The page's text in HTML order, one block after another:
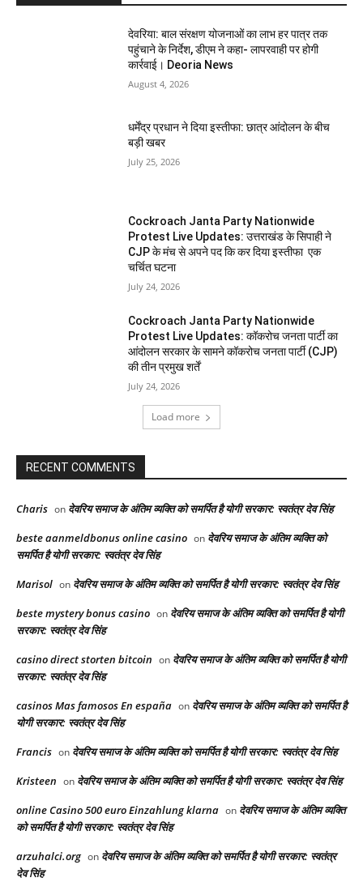
देवरिया: बाल संरक्षण योजनाओं का लाभ हर पात्र तक
पहुंचाने के निर्देश, डीएम ने कहा- लापरवाही पर होगी
कार्रवाई। Deoria News
August 4, 2026
धर्मेंद्र प्रधान ने दिया इस्तीफा: छात्र आंदोलन के बीच
बड़ी खबर
July 25, 2026
Cockroach Janta Party Nationwide
Protest Live Updates: उत्तराखंड के सिपाही ने
CJP के मंच से अपने पद कि कर दिया इस्तीफा एक
चर्चित घटना
July 24, 2026
Cockroach Janta Party Nationwide
Protest Live Updates: कॉकरोच जनता पार्टी का
आंदोलन सरकार के सामने कॉकरोच जनता पार्टी (CJP)
की तीन प्रमुख शर्तें
July 24, 2026
Load more
RECENT COMMENTS
Charis on देवरिय समाज के अंतिम व्यक्ति को समर्पित है योगी सरकार: स्वतंत्र देव सिंह
beste aanmeldbonus online casino on देवरिय समाज के अंतिम व्यक्ति को
समर्पित है योगी सरकार: स्वतंत्र देव सिंह
Marisol on देवरिय समाज के अंतिम व्यक्ति को समर्पित है योगी सरकार: स्वतंत्र देव सिंह
beste mystery bonus casino on देवरिय समाज के अंतिम व्यक्ति को समर्पित है योगी
सरकार: स्वतंत्र देव सिंह
casino direct storten bitcoin on देवरिय समाज के अंतिम व्यक्ति को समर्पित है योगी
सरकार: स्वतंत्र देव सिंह
casinos Mas famosos En españa on देवरिय समाज के अंतिम व्यक्ति को समर्पित है
योगी सरकार: स्वतंत्र देव सिंह
Francis on देवरिय समाज के अंतिम व्यक्ति को समर्पित है योगी सरकार: स्वतंत्र देव सिंह
Kristeen on देवरिय समाज के अंतिम व्यक्ति को समर्पित है योगी सरकार: स्वतंत्र देव सिंह
online Casino 500 euro Einzahlung klarna on देवरिय समाज के अंतिम व्यक्ति
को समर्पित है योगी सरकार: स्वतंत्र देव सिंह
arzuhalci.org on देवरिय समाज के अंतिम व्यक्ति को समर्पित है योगी सरकार: स्वतंत्र
देव सिंह